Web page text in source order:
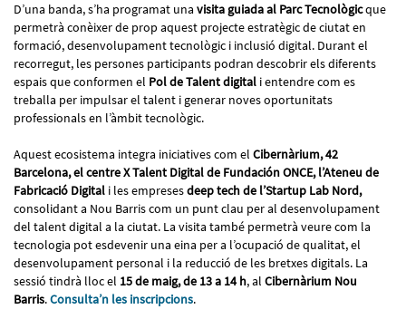
D’una banda, s’ha programat una visita guiada al Parc Tecnològicque
permetrà conèixer de prop aquest projecte estratègic de ciutat en
formació, desenvolupament tecnològic i inclusió digital. Durant el
recorregut, les persones participants podran descobrir els diferents
espais que conformen el Pol de Talent digital i entendre com es
treballa per impulsar el talent i generar noves oportunitats
professionals en l’àmbit tecnològic.
Aquest ecosistema integra iniciatives com el Cibernàrium, 42
Barcelona, el centre X Talent Digital de Fundación ONCE, l’Ateneu de
Fabricació Digital i les empresesdeep tech de l’Startup Lab Nord,
consolidant a Nou Barris com un punt clau per al desenvolupament
del talent digital a la ciutat. La visita també permetrà veure com la
tecnologia pot esdevenir una eina per a l’ocupació de qualitat, el
desenvolupament personal i la reducció de les bretxes digitals. La
sessió tindrà lloc el 15 de maig, de 13 a 14 h, al Cibernàrium Nou
Barris.Consulta’n les inscripcions.